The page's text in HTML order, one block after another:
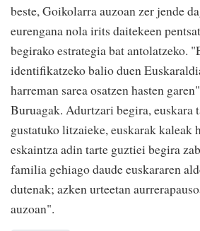
beste, Goikolarra auzoan zer jende
eurengana nola irits daitekeen
begirako estrategia bat antolatzeko.
identifikatzeko balio duen
harreman sarea osatzen hasten
Buruagak. Adurtzari begira, euskara
gustatuko litzaieke, euskarak kaleak
eskaintza adin tarte guztiei begira
familia gehiago daude euskararen
dutenak; azken urteetan
auzoan".